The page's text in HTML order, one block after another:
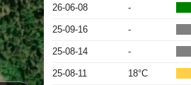
26-06-08 -
25-09-16 -
25-08-14 -
25-08-11 18°C